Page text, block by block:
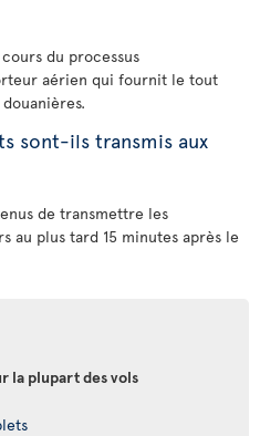
du processus
aérien qui fournit le tout
sont-ils transmis aux
de transmettre les
au plus tard 15 minutes après le
la plupart des vols